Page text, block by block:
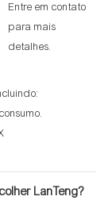
Entre em contato
para mais
detalhes.
LanTeng?